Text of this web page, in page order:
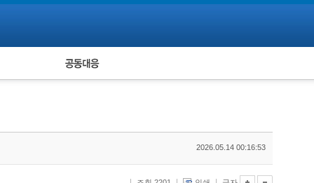
피해자 공동대응
2026.05.14 00:16:53